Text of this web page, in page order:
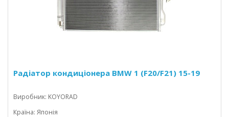
Радіатор кондиціонера BMW 1 (F20/F21) 15-19
Виробник: KOYORAD
Країна: Японія